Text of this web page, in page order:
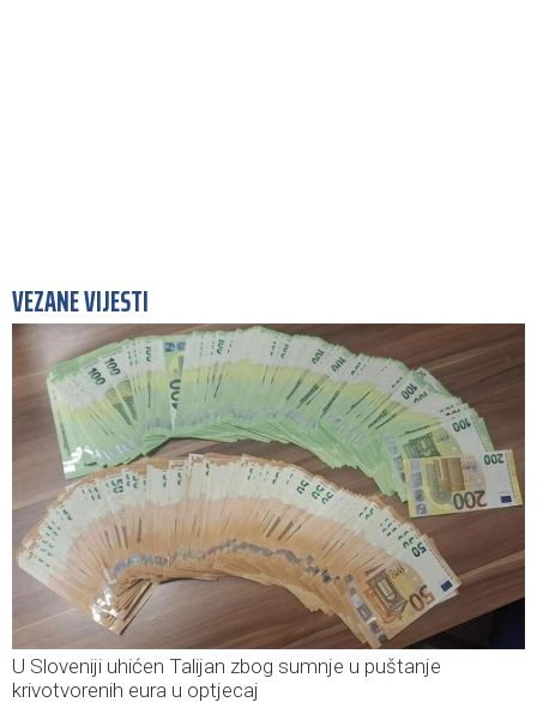
VEZANE VIJESTI
U Sloveniji uhićen Talijan zbog sumnje u puštanje
krivotvorenih eura u optjecaj